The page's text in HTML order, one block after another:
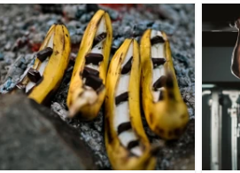
באינסטגרם! או הצטרפו
לרשימת התפוצה שלי "מהיר,
בריא ומפתיע" ונסו בעצמכם
🙂 ). אני אמא גאה לחמישה
חתולים, שתי כלבות ועוד
עשרות חתולי חצר. במשך
שנים אהבתי בעלי חיים אבל
גם בשר. ב…
קל 20 דקות